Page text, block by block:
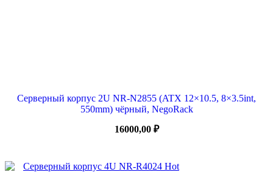
Серверный корпус 2U NR-N2855 (ATX 12×10.5, 8×3.5int,
550mm) чёрный, NegoRack
16000,00 ₽